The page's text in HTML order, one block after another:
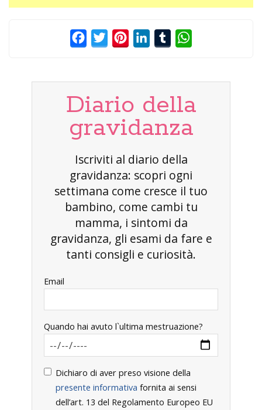
FacebookTwitterPinterestLinkedInTumblr
Diario della
gravidanza
Iscriviti al diario della
gravidanza: scopri ogni
settimana come cresce il tuo
bambino, come cambi tu
mamma, i sintomi da
gravidanza, gli esami da fare e
tanti consigli e curiosità.
Email
Quando hai avuto l`ultima mestruazione?
Dichiaro di aver preso visione della
presente informativa fornita ai sensi
dell’art. 13 del Regolamento Europeo EU